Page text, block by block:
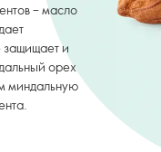
– масло
защищает и
орех
миндальную